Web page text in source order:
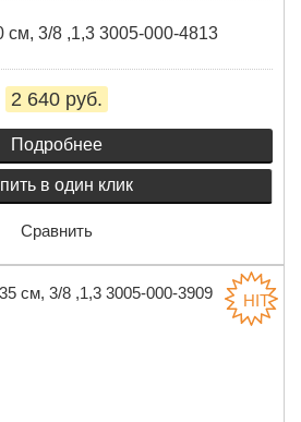
см, 3/8 ,1,3 3005-000-4813
2 640 руб.
Подробнее
в один клик
Сравнить